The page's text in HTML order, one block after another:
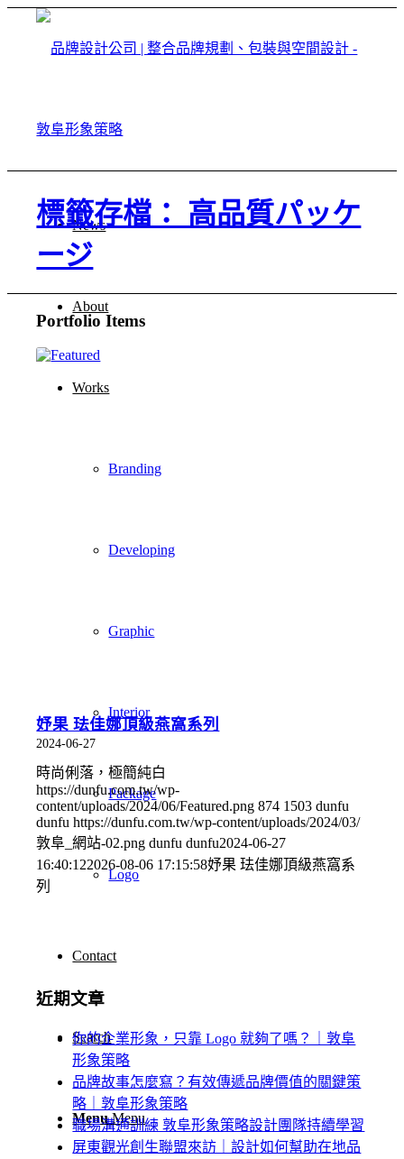
News
About
Works
Branding
Developing
Graphic
Interior
Package
Logo
Contact
Search
Menu Menu
標籤存檔： 高品質パッケ
ージ
Portfolio Items
妤果 珐佳娜頂級燕窩系列
2024-06-27
時尚俐落，極簡純白
https://dunfu.com.tw/wp-
content/uploads/2024/06/Featured.png 874 1503 dunfu
dunfu https://dunfu.com.tw/wp-content/uploads/2024/03/
敦阜_網站-02.png dunfu dunfu2024-06-27
16:40:122026-08-06 17:15:58妤果 珐佳娜頂級燕窩系
列
近期文章
你的企業形象，只靠 Logo 就夠了嗎？｜敦阜
形象策略
品牌故事怎麼寫？有效傳遞品牌價值的關鍵策
略｜敦阜形象策略
職場溝通訓練 敦阜形象策略設計團隊持續學習
屏東觀光創生聯盟來訪｜設計如何幫助在地品